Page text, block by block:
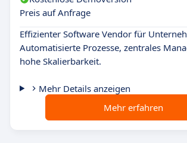
Preis auf Anfrage
Effizienter Software Vendor für
Automatisierte Prozesse, zentrales
hohe Skalierbarkeit.
Mehr Details anzeigen
Mehr erfahren